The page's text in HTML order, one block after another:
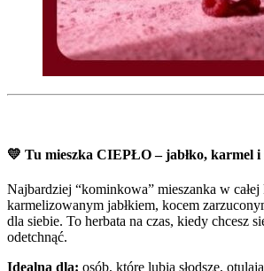
💛 Tu mieszka CIEPŁO – jabłko, karmel
Najbardziej “kominkowa” mieszanka w
karmelizowanym jabłkiem, kocem
dla siebie. To herbata na czas, kiedy chcesz
odetchnąć.
Idealna dla: osób, które lubią słodsze,